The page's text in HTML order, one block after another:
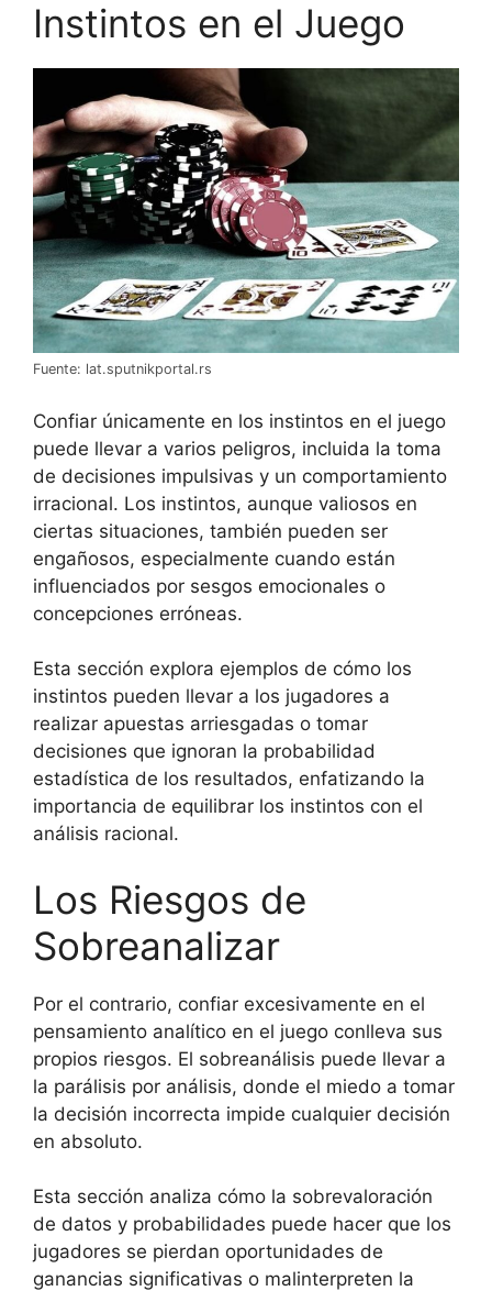
Instintos en el Juego
Fuente: lat.sputnikportal.rs
Confiar únicamente en los instintos en el juego
puede llevar a varios peligros, incluida la toma
de decisiones impulsivas y un comportamiento
irracional. Los instintos, aunque valiosos en
ciertas situaciones, también pueden ser
engañosos, especialmente cuando están
influenciados por sesgos emocionales o
concepciones erróneas.
Esta sección explora ejemplos de cómo los
instintos pueden llevar a los jugadores a
realizar apuestas arriesgadas o tomar
decisiones que ignoran la probabilidad
estadística de los resultados, enfatizando la
importancia de equilibrar los instintos con el
análisis racional.
Los Riesgos de
Sobreanalizar
Por el contrario, confiar excesivamente en el
pensamiento analítico en el juego conlleva sus
propios riesgos. El sobreanálisis puede llevar a
la parálisis por análisis, donde el miedo a tomar
la decisión incorrecta impide cualquier decisión
en absoluto.
Esta sección analiza cómo la sobrevaloración
de datos y probabilidades puede hacer que los
jugadores se pierdan oportunidades de
ganancias significativas o malinterpreten la